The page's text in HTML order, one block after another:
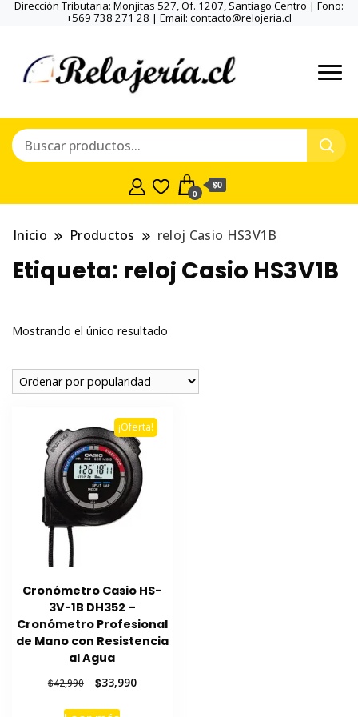
Dirección Tributaria: Monjitas 527, Of. 1207, Santiago Centro | Fono:
+569 738 271 28 | Email: contacto@relojeria.cl
0
$0
Inicio Productos reloj Casio HS3V1B
Etiqueta: reloj Casio HS3V1B
Mostrando el único resultado
¡Oferta!
Cronómetro Casio HS-
3V-1B DH352 –
Cronómetro Profesional
de Mano con Resistencia
al Agua
$42,990
original
$33,990El